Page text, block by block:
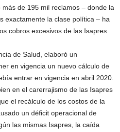
de 195 mil reclamos – donde la
exactamente la clase política – ha
cobros excesivos de las Isapres.
de Salud, elaboró un
en vigencia un nuevo cálculo de
entrar en vigencia en abril 2020.
en el carerrajismo de las Isapres
el recálculo de los costos de la
un déficit operacional de
las mismas Isapres, la caída